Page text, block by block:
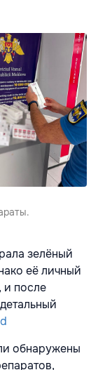
зелёный
её личный
и после
обнаружены